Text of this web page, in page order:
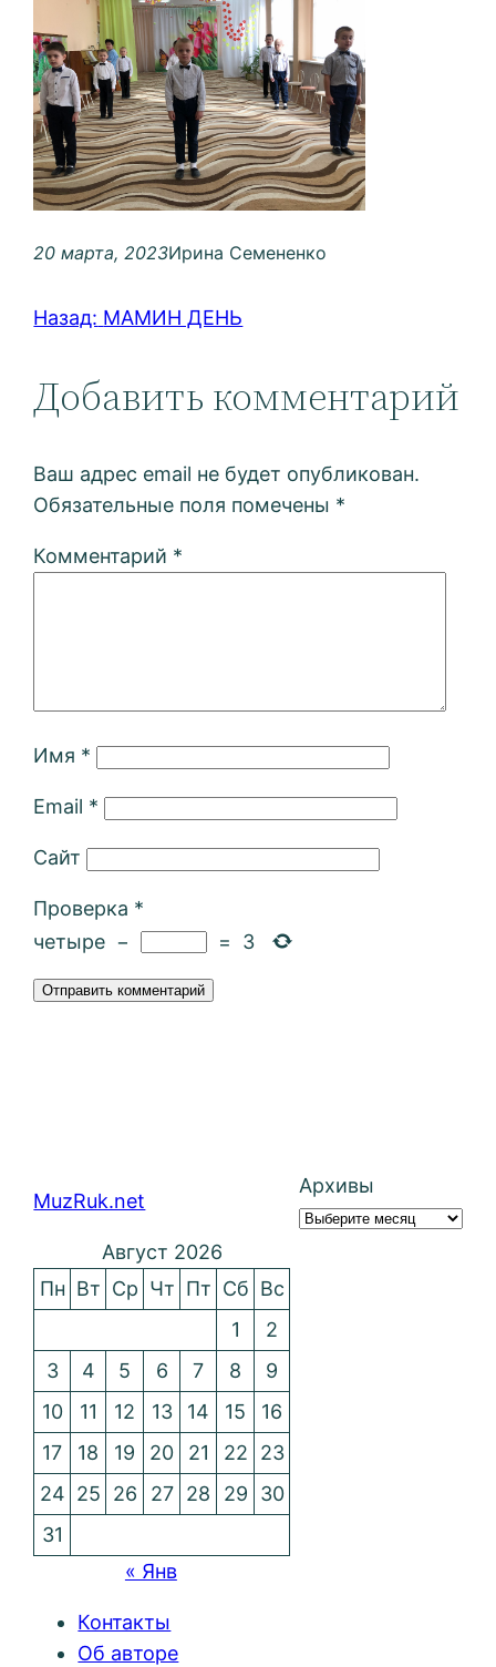
20 марта, 2023Ирина Семененко
Назад: МАМИН ДЕНЬ
Добавить комментарий
Ваш адрес email не будет опубликован.
Обязательные поля помечены *
Комментарий *
Имя *
Email *
Сайт
Проверка *
четыре − = 3
MuzRuk.net
Архивы
Август 2026
Пн Вт Ср Чт Пт Сб Вс
1
2
3
4 5 6 7 8
9
10
11 12 13 14 15
16
17
18 19 20 21 22
23
24 25 26 27 28 29
30
31
« Янв
Контакты
Об авторе